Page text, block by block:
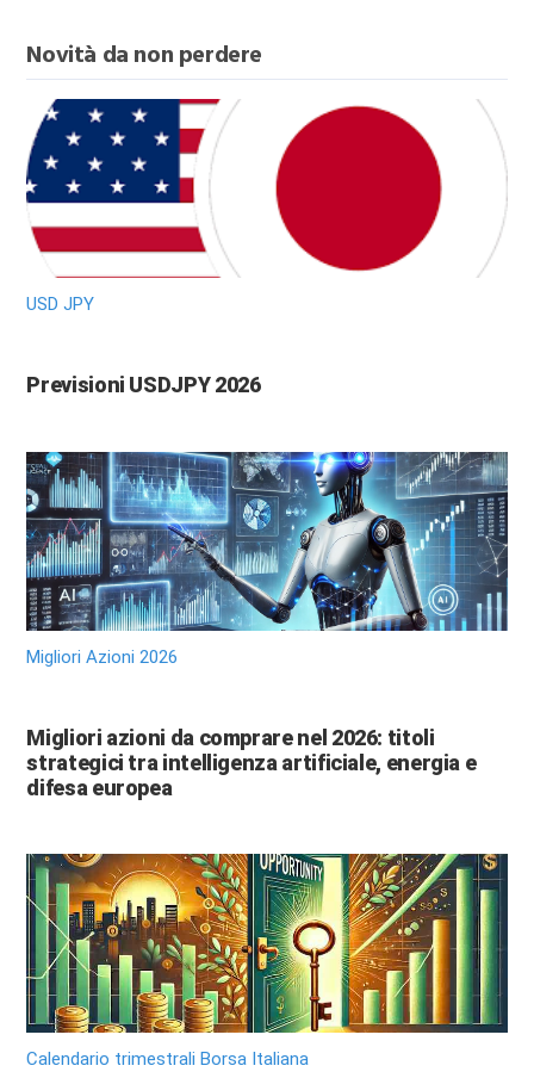
Novità da non perdere
USD JPY
Previsioni USDJPY 2026
Migliori Azioni 2026
Migliori azioni da comprare nel 2026: titoli
strategici tra intelligenza artificiale, energia e
difesa europea
Calendario trimestrali Borsa Italiana